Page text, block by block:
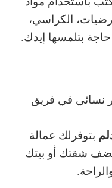
الكراسي،
بتلمسها إيدك.
نسائي في فريق
بتوفرلك عمالة
شقتك أو بيتك